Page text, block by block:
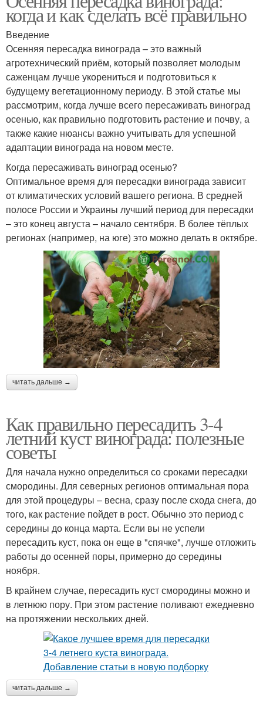
когда и как сделать всё правильно
Введение
Осенняя пересадка винограда – это важный
агротехнический приём, который позволяет молодым
саженцам лучше укорениться и подготовиться к
будущему вегетационному периоду. В этой статье мы
рассмотрим, когда лучше всего пересаживать виноград
осенью, как правильно подготовить растение и почву, а
также какие нюансы важно учитывать для успешной
адаптации винограда на новом месте.
Когда пересаживать виноград осенью?
Оптимальное время для пересадки винограда зависит
от климатических условий вашего региона. В средней
полосе России и Украины лучший период для пересадки
– это конец августа – начало сентября. В более тёплых
регионах (например, на юге) это можно делать в октябре.
читать дальше →
Как правильно пересадить 3-4
летний куст винограда: полезные
советы
Для начала нужно определиться со сроками пересадки
смородины. Для северных регионов оптимальная пора
для этой процедуры – весна, сразу после схода снега, до
того, как растение пойдет в рост. Обычно это период с
середины до конца марта. Если вы не успели
пересадить куст, пока он еще в "спячке", лучше отложить
работы до осенней поры, примерно до середины
ноября.
В крайнем случае, пересадить куст смородины можно и
в летнюю пору. При этом растение поливают ежедневно
на протяжении нескольких дней.
читать дальше →